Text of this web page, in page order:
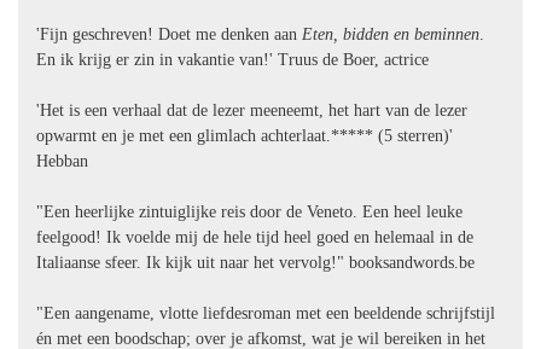
'Fijn geschreven! Doet me denken aan Eten, bidden en beminnen.
En ik krijg er zin in vakantie van!' Truus de Boer, actrice
'Het is een verhaal dat de lezer meeneemt, het hart van de lezer
opwarmt en je met een glimlach achterlaat.***** (5 sterren)'
Hebban
"Een heerlijke zintuiglijke reis door de Veneto. Een heel leuke
feelgood! Ik voelde mij de hele tijd heel goed en helemaal in de
Italiaanse sfeer. Ik kijk uit naar het vervolg!" booksandwords.be
"Een aangename, vlotte liefdesroman met een beeldende schrijfstijl
én met een boodschap; over je afkomst, wat je wil bereiken in het